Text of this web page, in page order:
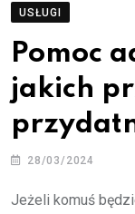
USŁUGI
Pomoc
jakich
28/03/2024
Jeżeli komuś